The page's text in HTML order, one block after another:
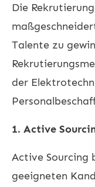
Die
Talente zu
der
1. Active
Active Sourcing
geeigneten